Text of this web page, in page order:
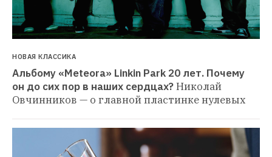
НОВАЯ КЛАССИКА
Альбому «Meteora» Linkin Park 20 лет. Почему
он до сих пор в наших сердцах?Николай
Овчинников — о главной пластинке нулевых